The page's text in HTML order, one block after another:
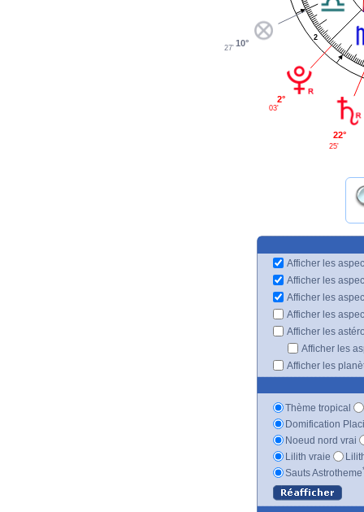
2
10°
27'
2°
03'
22°
25'
Afficher les
Afficher les
Afficher les
Afficher les
Afficher les
Afficher les
Afficher les
Thème tropical
Domification
Noeud nord vrai
Lilith vraie
Sauts Astrotheme